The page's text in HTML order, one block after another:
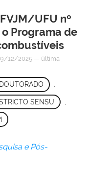
UFU nº
Programa de
12/2025 — última
DOUTORADO ,
SENSU
e Pós-